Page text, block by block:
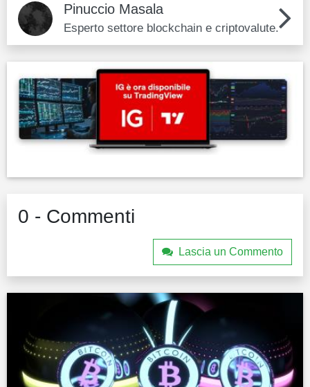
Pinuccio Masala
Esperto settore blockchain e criptovalute.
0 - Commenti
Lascia un Commento